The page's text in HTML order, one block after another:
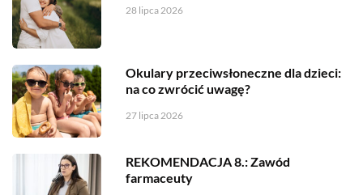
28 lipca 2026
Okulary przeciwsłoneczne dla dzieci:
na co zwrócić uwagę?
27 lipca 2026
REKOMENDACJA 8.: Zawód
farmaceuty